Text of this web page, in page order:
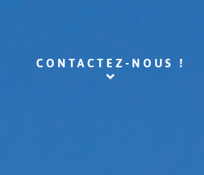
CONTACTEZ-NOUS !